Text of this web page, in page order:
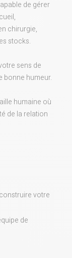
de gérer
chirurgie,
stocks.
sens de
bonne humeur.
humaine où
de la relation
votre
de